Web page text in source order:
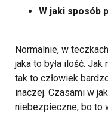
W jaki sposób
Normalnie, w
jaka to była ilość. Jak
tak to człowiek
inaczej. Czasami w
niebezpieczne, bo to